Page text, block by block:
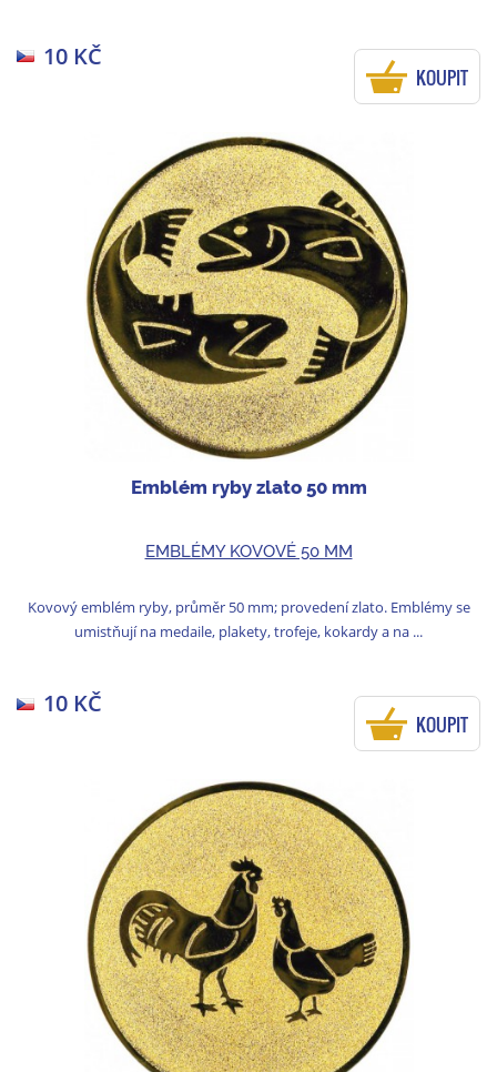
10 KČ
KOUPIT
Emblém ryby zlato 50 mm
EMBLÉMY KOVOVÉ 50 MM
Kovový emblém ryby, průměr 50 mm; provedení zlato. Emblémy se
umistňují na medaile, plakety, trofeje, kokardy a na ...
10 KČ
KOUPIT